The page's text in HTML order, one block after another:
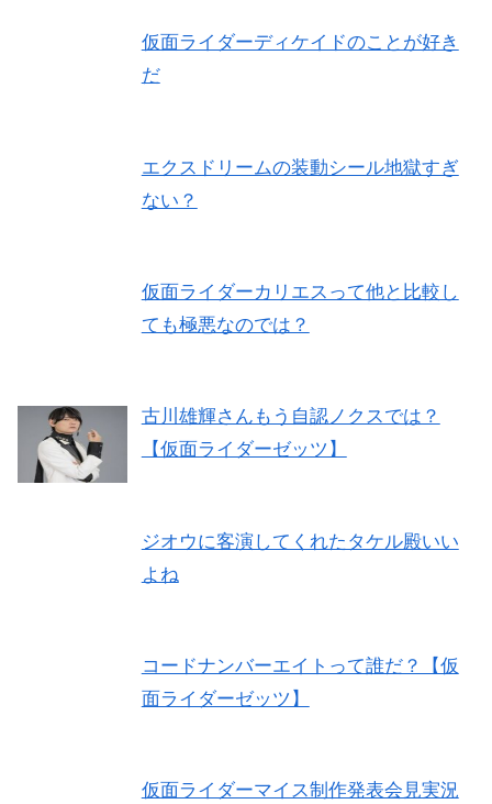
仮面ライダーディケイドのことが好き
だ
エクスドリームの装動シール地獄すぎ
ない？
仮面ライダーカリエスって他と比較し
ても極悪なのでは？
古川雄輝さんもう自認ノクスでは？
【仮面ライダーゼッツ】
ジオウに客演してくれたタケル殿いい
よね
コードナンバーエイトって誰だ？【仮
面ライダーゼッツ】
仮面ライダーマイス制作発表会見実況